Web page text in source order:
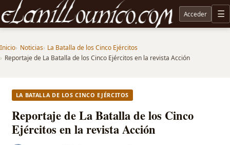
Noticias sobre Tolkien: El Señor de los Anillos, Los Anillos de Poder, La Caza de Gollum, la
Acceder
Inicio Noticias La Batalla de los Cinco Ejércitos
Reportaje de La Batalla de los Cinco Ejércitos en la revista Acción
LA BATALLA DE LOS CINCO EJÉRCITOS
Reportaje de La Batalla de los Cinco
Ejércitos en la revista Acción